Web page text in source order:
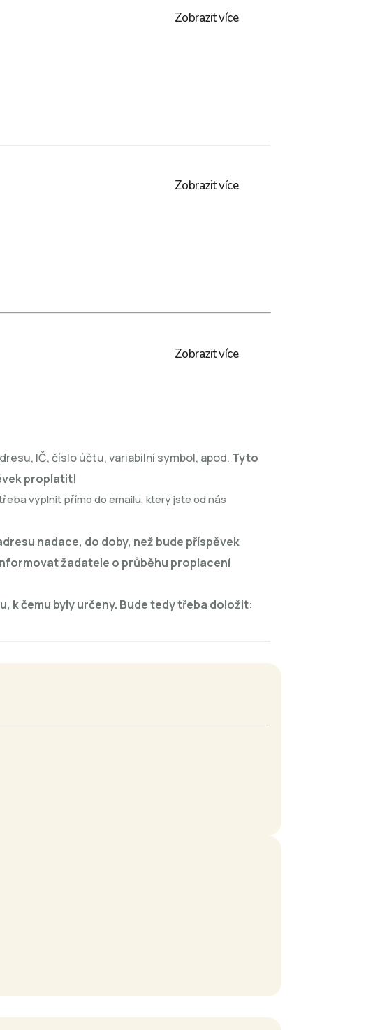
IČ, číslo účtu, variabilní symbol, apod. Tyto
proplatit!
vyplnit přímo do emailu, který jste od nás
nadace, do doby, než bude příspěvek
žadatele o průběhu proplacení
k čemu byly určeny. Bude tedy třeba doložit: